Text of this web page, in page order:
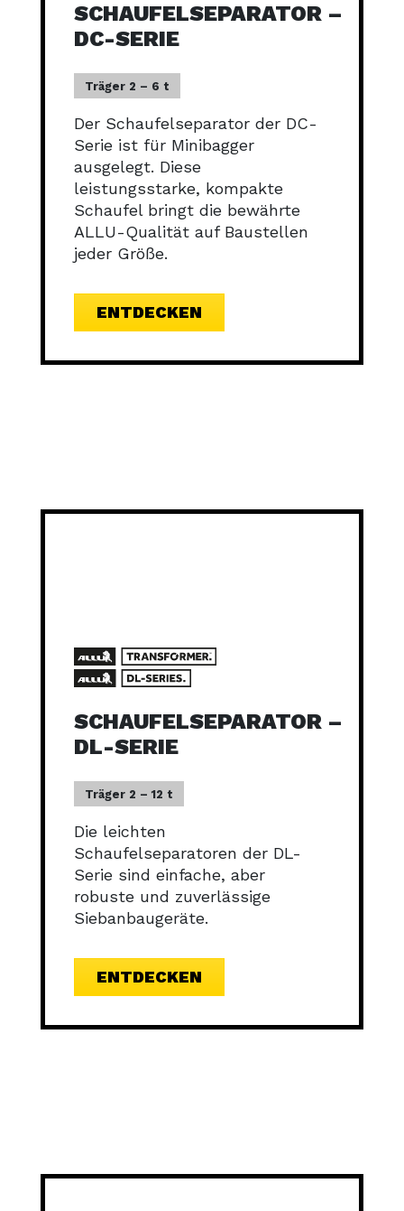
SCHAUFELSEPARATOR –
DC-SERIE
Träger 2 – 6 t
Der Schaufelseparator der DC-
Serie ist für Minibagger
ausgelegt. Diese
leistungsstarke, kompakte
Schaufel bringt die bewährte
ALLU-Qualität auf Baustellen
jeder Größe.
ENTDECKEN
SCHAUFELSEPARATOR –
DL-SERIE
Träger 2 – 12 t
Die leichten
Schaufelseparatoren der DL-
Serie sind einfache, aber
robuste und zuverlässige
Siebanbaugeräte.
ENTDECKEN